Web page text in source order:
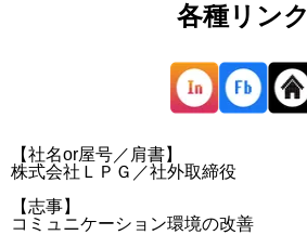
各種リンク
【社名or屋号／肩書】
株式会社ＬＰＧ／社外取締役
【志事】
コミュニケーション環境の改善